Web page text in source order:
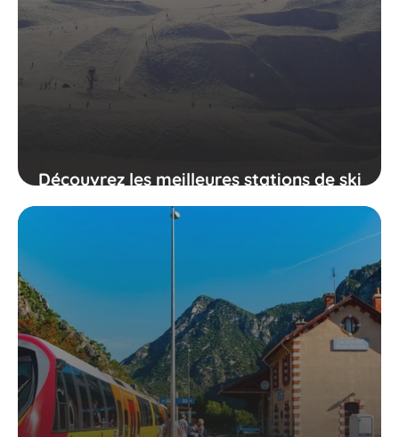
Découvrez les meilleures stations de ski
des Pyrénées